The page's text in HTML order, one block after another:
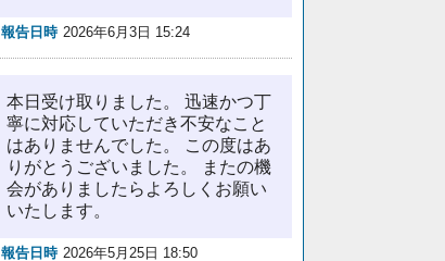
報告日時 2026年6月3日 15:24
本日受け取りました。 迅速かつ丁
寧に対応していただき不安なこと
はありませんでした。 この度はあ
りがとうございました。 またの機
会がありましたらよろしくお願い
いたします。
報告日時 2026年5月25日 18:50